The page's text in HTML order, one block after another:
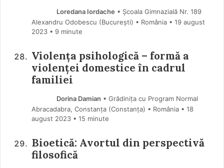
Loredana Iordache • Școala Gimnazială Nr. 189
Alexandru Odobescu (Bucureşti) • România
19 august
2023 • 9 minute
Violența psihologică – formă a
violenței domestice în cadrul
familiei
Dorina Damian • Grădinița cu Program Normal
Abracadabra, Constanța (Constanţa) • România
18
august 2023 • 15 minute
Bioetică: Avortul din perspectivă
filosofică